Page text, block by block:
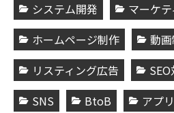
システム開発
マーケ
ホームページ制作
動
リスティング広告
SNS
BtoB アプ